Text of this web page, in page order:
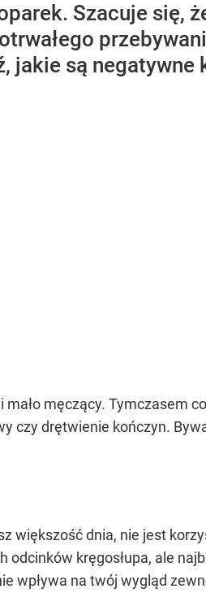
Szacuje się,
jakie są
męczący. Tymczasem
czy drętwienie kończyn.
większość dnia, nie jest
kręgosłupa, ale
wpływa na twój wygląd